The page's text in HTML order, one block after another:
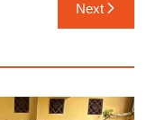
Next